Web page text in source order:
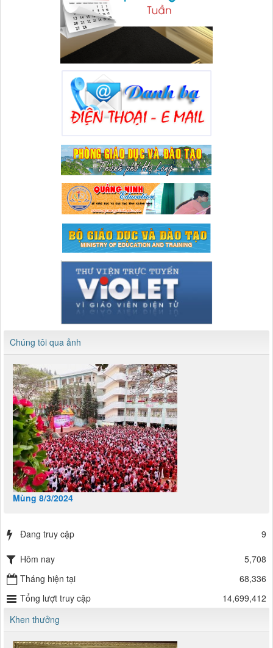
Chúng tôi qua ảnh
Mùng 8/3/2024
Đang truy cập 9
Hôm nay
5,708
Tháng hiện tại
68,336
Tổng lượt truy cập
14,699,412
Khen thưởng